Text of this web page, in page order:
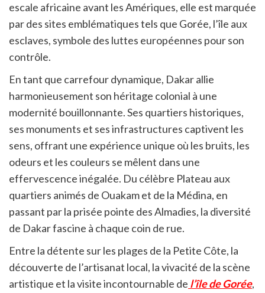
escale africaine avant les Amériques, elle est marquée
par des sites emblématiques tels que Gorée, l’île aux
esclaves, symbole des luttes européennes pour son
contrôle.
En tant que carrefour dynamique, Dakar allie
harmonieusement son héritage colonial à une
modernité bouillonnante. Ses quartiers historiques,
ses monuments et ses infrastructures captivent les
sens, offrant une expérience unique où les bruits, les
odeurs et les couleurs se mêlent dans une
effervescence inégalée. Du célèbre Plateau aux
quartiers animés de Ouakam et de la Médina, en
passant par la prisée pointe des Almadies, la diversité
de Dakar fascine à chaque coin de rue.
Entre la détente sur les plages de la Petite Côte, la
découverte de l’artisanat local, la vivacité de la scène
artistique et la visite incontournable de l’île de Gorée,